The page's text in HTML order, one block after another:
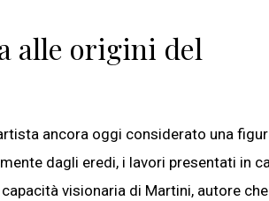
alle origini del
ancora oggi considerato una
dagli eredi, i lavori presentati in
visionaria di Martini, autore